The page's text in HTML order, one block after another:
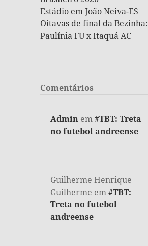
Estádio em João Neiva-ES
Oitavas de final da Bezinha:
Paulínia FU x Itaquá AC
Comentários
Admin em#TBT: Treta
no futebol andreense
Guilherme Henrique
Guilherme em#TBT:
Treta no futebol
andreense